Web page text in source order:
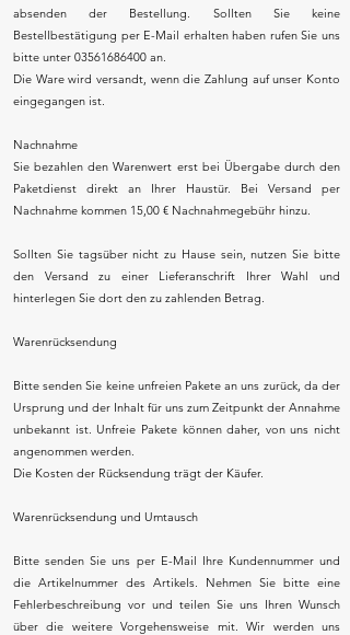
absenden der Bestellung. Sollten Sie keine
Bestellbestätigung per E-Mail erhalten haben rufen Sie uns
bitte unter 03561686400 an.
Die Ware wird versandt, wenn die Zahlung auf unser Konto
eingegangen ist.
Nachnahme
Sie bezahlen den Warenwert erst bei Übergabe durch den
Paketdienst direkt an Ihrer Haustür. Bei Versand per
Nachnahme kommen 15,00 € Nachnahmegebühr hinzu.
Sollten Sie tagsüber nicht zu Hause sein, nutzen Sie bitte
den Versand zu einer Lieferanschrift Ihrer Wahl und
hinterlegen Sie dort den zu zahlenden Betrag.
Warenrücksendung
Bitte senden Sie keine unfreien Pakete an uns zurück, da der
Ursprung und der Inhalt für uns zum Zeitpunkt der Annahme
unbekannt ist. Unfreie Pakete können daher, von uns nicht
angenommen werden.
Die Kosten der Rücksendung trägt der Käufer.
Warenrücksendung und Umtausch
Bitte senden Sie uns per E-Mail Ihre Kundennummer und
die Artikelnummer des Artikels. Nehmen Sie bitte eine
Fehlerbeschreibung vor und teilen Sie uns Ihren Wunsch
über die weitere Vorgehensweise mit. Wir werden uns